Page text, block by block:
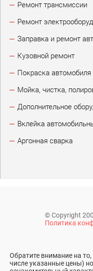
Ремонт трансмиссии
Ремонт
Заправка и ремонт
Кузовной ремонт
Покраска автомобиля
Мойка, чистка,
Дополнительное
Вклейка
Аргонная сварка
© Copyright
Политика
Обратите внимание на
числе указанные цены)